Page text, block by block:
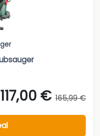
117,00 € 165,99 €